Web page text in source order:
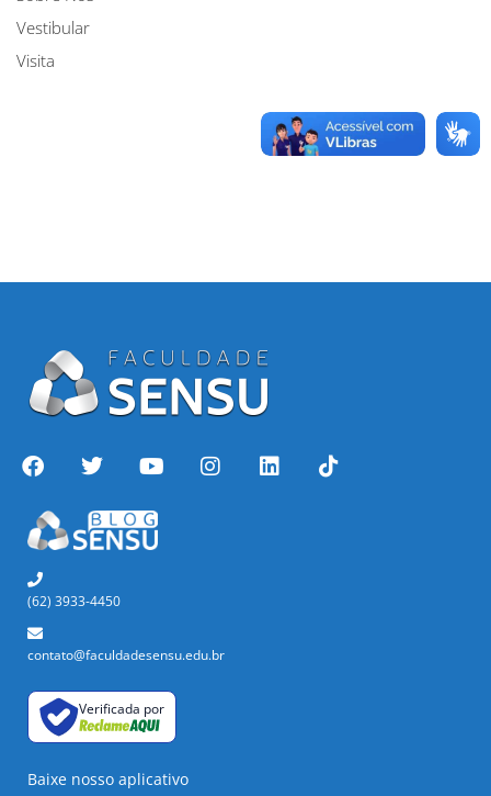
Vestibular
Visita
(62) 3933-4450
contato@faculdadesensu.edu.br
Verificada por
Baixe nosso aplicativo